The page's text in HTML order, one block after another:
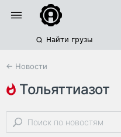
Найти грузы
← Новости
тольяттиазот
перевозка удобрений